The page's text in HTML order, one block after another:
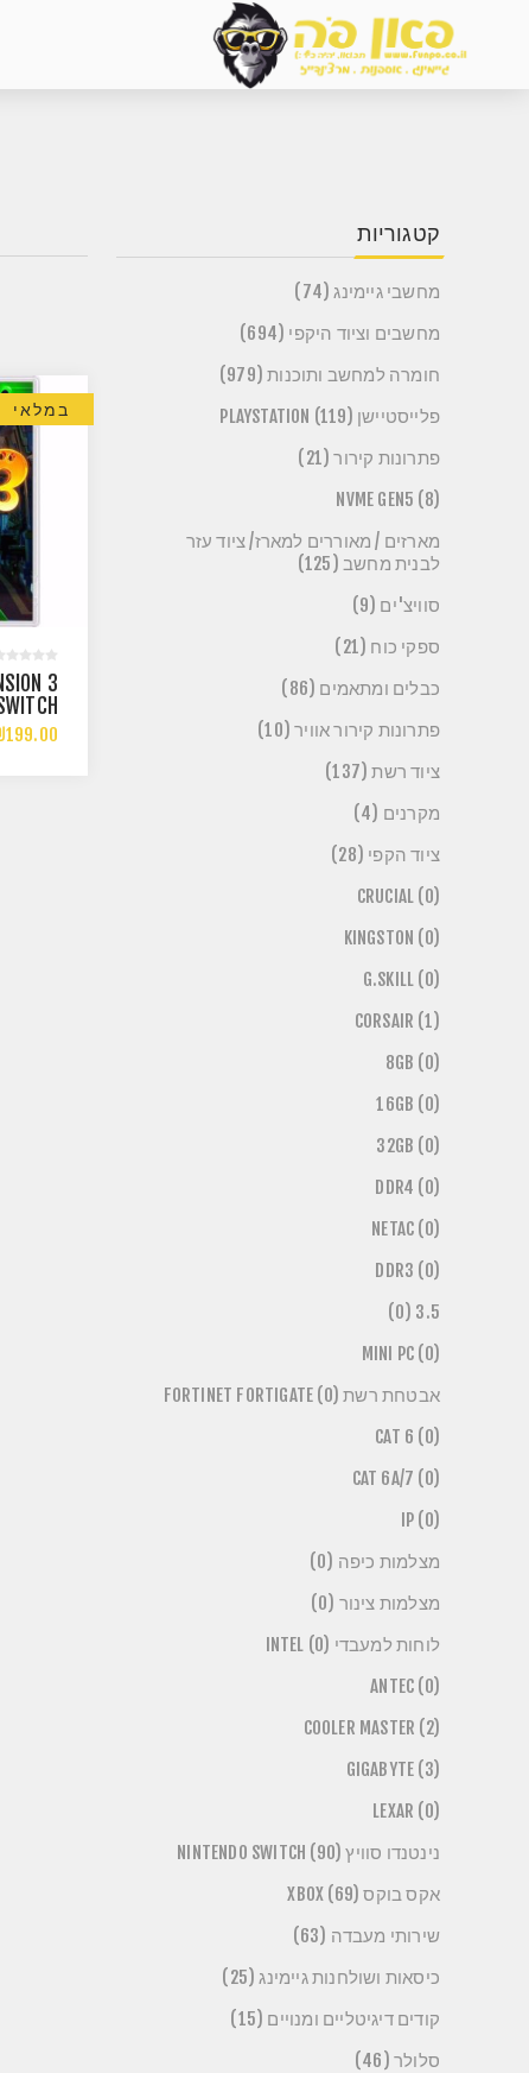
במלאי
3
קטגוריות
מחשבי גיימינג (74)
מחשבים וציוד היקפי (694)
חומרה למחשב ותוכנות (979)
פלייסטיישן PLAYSTATION (119)
פתרונות קירור (21)
NVME GEN5 (8)
מארזים / מאוררים למארז/ ציוד עזר
לבנית מחשב (125)
סוויצ'ים (9)
ספקי כוח (21)
כבלים ומתאמים (86)
פתרונות קירור אוויר (10)
ציוד רשת (137)
מקרנים (4)
ציוד הקפי (28)
CRUCIAL (0)
KINGSTON (0)
G.SKILL (0)
CORSAIR (1)
8GB (0)
16GB (0)
32GB (0)
DDR4 (0)
NETAC (0)
DDR3 (0)
3.5 (0)
MINI PC (0)
אבטחת רשת FORTINET FORTIGATE (0)
CAT 6 (0)
CAT 6A/7 (0)
IP (0)
מצלמות כיפה (0)
מצלמות צינור (0)
לוחות למעבדי INTEL (0)
ANTEC (0)
COOLER MASTER (2)
GIGABYTE (3)
LEXAR (0)
נינטנדו סוויץ NINTENDO SWITCH (90)
אקס בוקס XBOX (69)
שירותי מעבדה (63)
כיסאות ושולחנות גיימינג (25)
קודים דיגיטליים ומנויים (15)
סלולר (46)